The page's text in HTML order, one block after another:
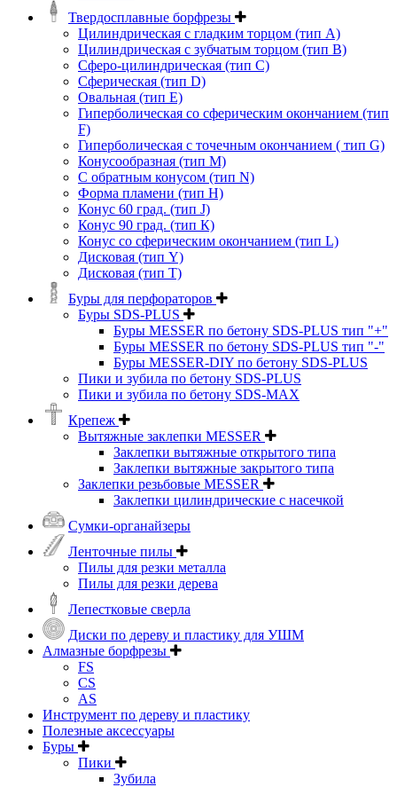
Твердосплавные борфрезы
Цилиндрическая с гладким торцом (тип А)
Цилиндрическая с зубчатым торцом (тип В)
Сферо-цилиндрическая (тип С)
Сферическая (тип D)
Овальная (тип Е)
Гиперболическая со сферическим окончанием (тип
F)
Гиперболическая с точечным окончанием ( тип G)
Конусообразная (тип М)
C обратным конусом (тип N)
Форма пламени (тип H)
Конус 60 град. (тип J)
Конус 90 град. (тип К)
Конус со сферическим окончанием (тип L)
Дисковая (тип Y)
Дисковая (тип Т)
Буры для перфораторов
Буры SDS-PLUS
Буры MESSER по бетону SDS-PLUS тип "+"
Буры MESSER по бетону SDS-PLUS тип "-"
Буры MESSER-DIY по бетону SDS-PLUS
Пики и зубила по бетону SDS-PLUS
Пики и зубила по бетону SDS-MAX
Крепеж
Вытяжные заклепки MESSER
Заклепки вытяжные открытого типа
Заклепки вытяжные закрытого типа
Заклепки резьбовые MESSER
Заклепки цилиндрические с насечкой
Сумки-органайзеры
Ленточные пилы
Пилы для резки металла
Пилы для резки дерева
Лепестковые сверла
Диски по дереву и пластику для УШМ
Алмазные борфрезы
FS
CS
AS
Инструмент по дереву и пластику
Полезные аксессуары
Буры
Пики
Зубила